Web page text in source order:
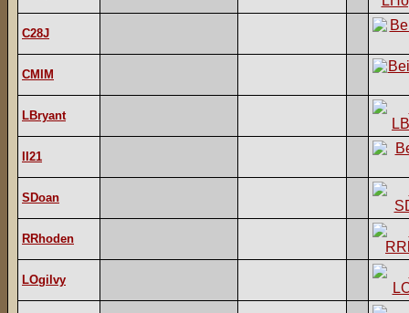
C28J
CMIM
LBryant
II21
SDoan
RRhoden
LOgilvy